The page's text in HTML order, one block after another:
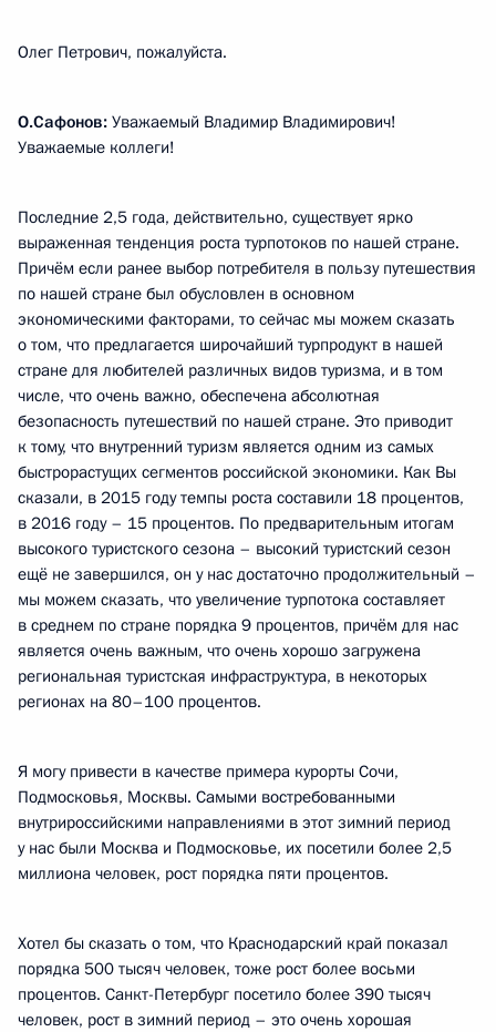
Олег Петрович, пожалуйста.
О.Сафонов: Уважаемый Владимир Владимирович!
Уважаемые коллеги!
Последние 2,5 года, действительно, существует ярко
выраженная тенденция роста турпотоков по нашей стране.
Причём если ранее выбор потребителя в пользу путешествия
по нашей стране был обусловлен в основном
экономическими факторами, то сейчас мы можем сказать
о том, что предлагается широчайший турпродукт в нашей
стране для любителей различных видов туризма, и в том
числе, что очень важно, обеспечена абсолютная
безопасность путешествий по нашей стране. Это приводит
к тому, что внутренний туризм является одним из самых
быстрорастущих сегментов российской экономики. Как Вы
сказали, в 2015 году темпы роста составили 18 процентов,
в 2016 году – 15 процентов. По предварительным итогам
высокого туристского сезона – высокий туристский сезон
ещё не завершился, он у нас достаточно продолжительный –
мы можем сказать, что увеличение турпотока составляет
в среднем по стране порядка 9 процентов, причём для нас
является очень важным, что очень хорошо загружена
региональная туристская инфраструктура, в некоторых
регионах на 80–100 процентов.
Я могу привести в качестве примера курорты Сочи,
Подмосковья, Москвы. Самыми востребованными
внутрироссийскими направлениями в этот зимний период
у нас были Москва и Подмосковье, их посетили более 2,5
миллиона человек, рост порядка пяти процентов.
Хотел бы сказать о том, что Краснодарский край показал
порядка 500 тысяч человек, тоже рост более восьми
процентов. Санкт-Петербург посетило более 390 тысяч
человек, рост в зимний период – это очень хорошая